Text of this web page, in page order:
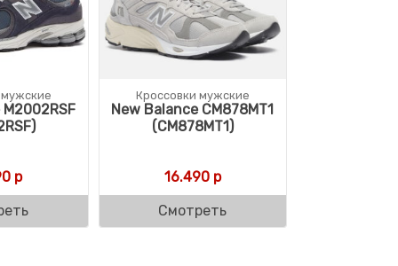
р
Кроссовки мужские
New Balance CM878MT1
(CM878MT1)
16.490р
Смотреть